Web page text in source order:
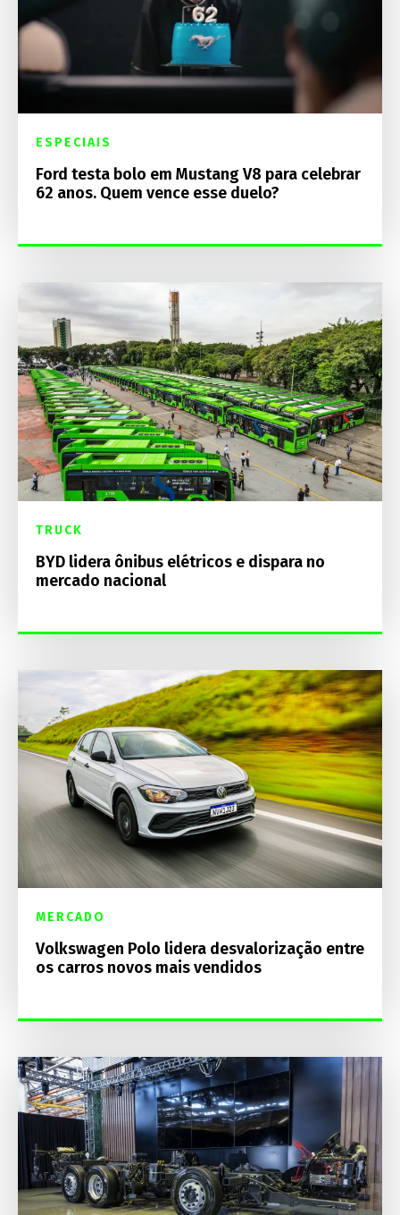
ESPECIAIS
Ford testa bolo em Mustang V8 para celebrar
62 anos. Quem vence esse duelo?
TRUCK
BYD lidera ônibus elétricos e dispara no
mercado nacional
MERCADO
Volkswagen Polo lidera desvalorização entre
os carros novos mais vendidos